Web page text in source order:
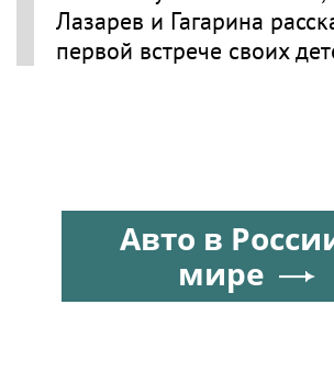
Лазарев и Гагарина
первой встрече своих
Авто в
мире